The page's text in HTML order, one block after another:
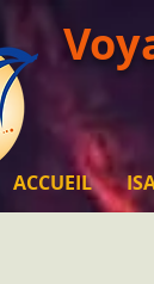
ACCUEIL